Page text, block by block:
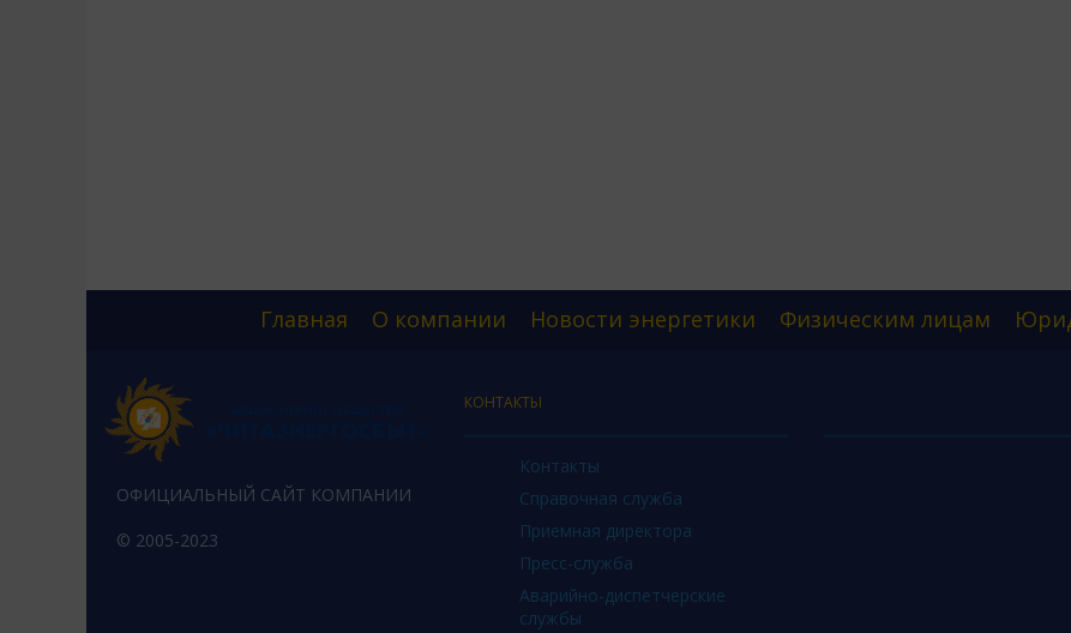
Главная О компании Новости энергетики Физическим лицам
ОФИЦИАЛЬНЫЙ САЙТ КОМПАНИИ
© 2005-2023
КОНТАКТЫ
Контакты
Справочная служба
Приемная директора
Пресс-служба
Аварийно-диспетчерские
службы